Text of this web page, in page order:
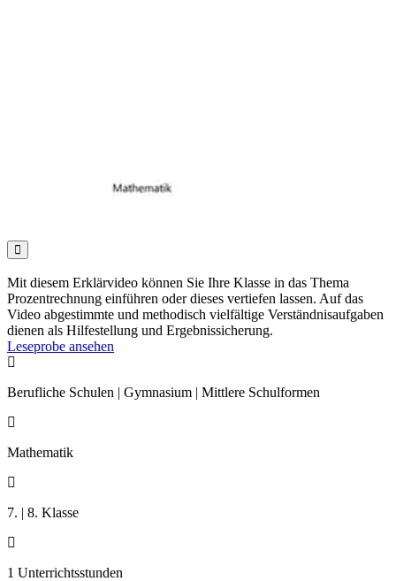

Mit diesem Erklärvideo können Sie Ihre Klasse in das Thema
Prozentrechnung einführen oder dieses vertiefen lassen. Auf das
Video abgestimmte und methodisch vielfältige Verständnisaufgaben
dienen als Hilfestellung und Ergebnissicherung.
Leseprobe ansehen

Berufliche Schulen | Gymnasium | Mittlere Schulformen

Mathematik

7. | 8. Klasse

1 Unterrichtsstunden